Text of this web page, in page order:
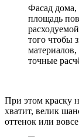
Фасад дома,
площадь
того чтобы
точные
При этом краску
хватит, велик
оттенок или